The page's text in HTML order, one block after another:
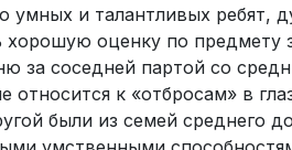
умных и талантливых
хорошую оценку по предмету
за соседней партой со
относится к «отбросам» в
были из семей среднего